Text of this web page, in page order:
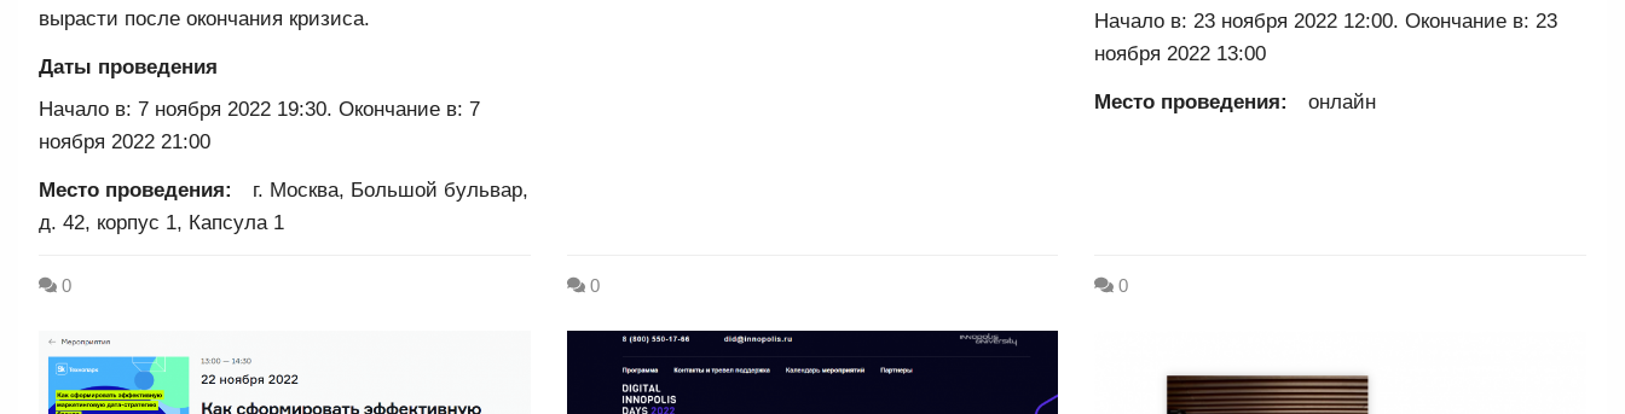
вырасти после окончания кризиса.
Даты проведения
Начало в: 7 ноября 2022 19:30. Окончание в: 7
ноября 2022 21:00
Место проведения:
г. Москва, Большой бульвар,
д. 42, корпус 1, Капсула 1
0 0
Начало в: 23 ноября 2022 12:00. Окончание в: 23
ноября 2022 13:00
Место проведения: онлайн
0